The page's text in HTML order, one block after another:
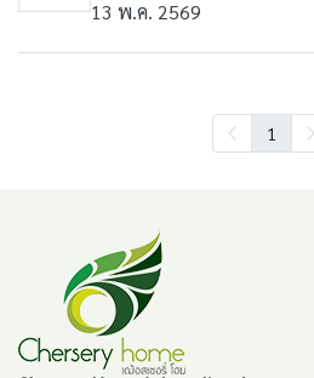
13 พ.ค. 2569
1